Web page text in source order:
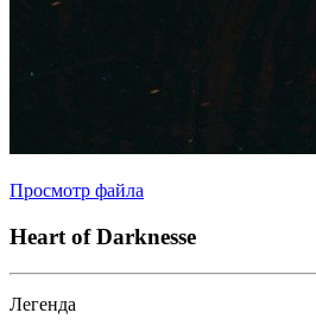
Просмотр файла
Heart of Darknesse
Легенда